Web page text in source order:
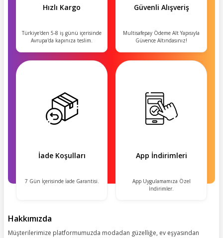
Hızlı Kargo
Türkiye'den 5-8 iş günü içerisinde
Avrupa'da kapınıza teslim.
Güvenli Alışveriş
Multisafepay Ödeme Alt Yapısıyla
Güvence Altındasınız!
İade Koşulları
7 Gün İçerisinde İade Garantisi.
App İndirimleri
App Uygulamamıza Özel
İndirimler.
Hakkımızda
Müşterilerimize platformumuzda modadan güzelliğe, ev eşyasından